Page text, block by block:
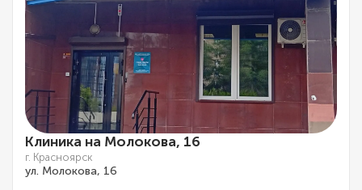
Клиника на Молокова, 16
г. Красноярск
ул. Молокова, 16